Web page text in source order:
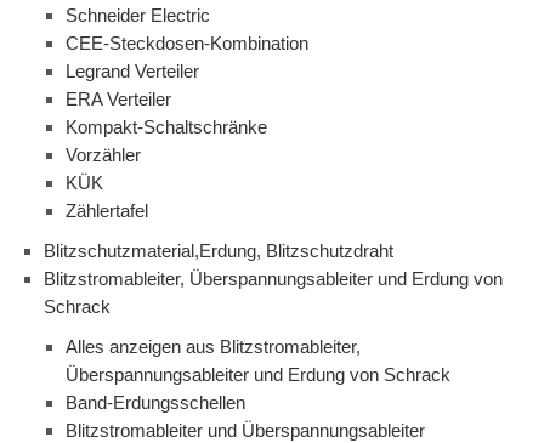
Schneider Electric
CEE-Steckdosen-Kombination
Legrand Verteiler
ERA Verteiler
Kompakt-Schaltschränke
Vorzähler
KÜK
Zählertafel
Blitzschutzmaterial,Erdung, Blitzschutzdraht
Blitzstromableiter, Überspannungsableiter und Erdung von
Schrack
Alles anzeigen aus Blitzstromableiter,
Überspannungsableiter und Erdung von Schrack
Band-Erdungsschellen
Blitzstromableiter und Überspannungsableiter